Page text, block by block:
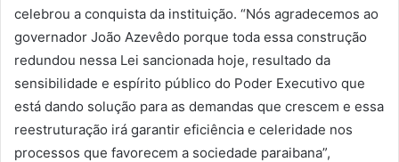
celebrou a conquista da instituição. “Nós agradecemos ao
governador João Azevêdo porque toda essa construção
redundou nessa Lei sancionada hoje, resultado da
sensibilidade e espírito público do Poder Executivo que
está dando solução para as demandas que crescem e essa
reestruturação irá garantir eficiência e celeridade nos
processos que favorecem a sociedade paraibana”,